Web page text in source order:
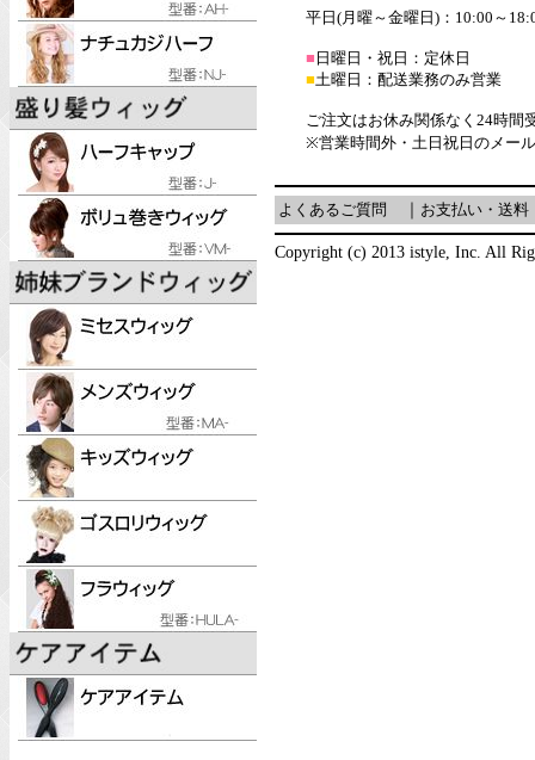
平日(月曜～金曜日)：10:00～
■ 日曜日・祝日：定休日
■土曜日：配送業務のみ営業
ご注文はお休み関係なく24時間
※営業時間外・土日祝日のメー
よくあるご質問 お支払い・送料
Copyright (c) 2013 istyle, Inc. All